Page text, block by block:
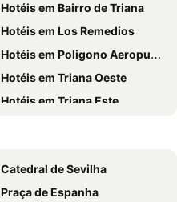
Hotel Eurostars Regina
Virgen de los Reyes
Eurostars Torre Sevilla
NH Collection Sevilla
Petit Palace Puerta de Triana
Alcoba del Rey de Sevilla
Futurotel Sevilla
Hotéis em Bairro de Triana
Hotéis em Los Remedios
Hotéis em Poligono Aeropuerto
Hotéis em Triana Oeste
Hotéis em Triana Este
Hotéis em San Pablo Barrios D y E
Hotéis em San Pablo - Santa Justa
Catedral de Sevilha
Praça de Espanha